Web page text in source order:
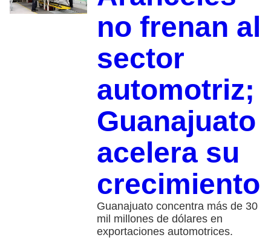
no frenan al
sector
automotriz;
Guanajuato
acelera su
crecimiento
Guanajuato concentra más de 30
mil millones de dólares en
exportaciones automotrices.